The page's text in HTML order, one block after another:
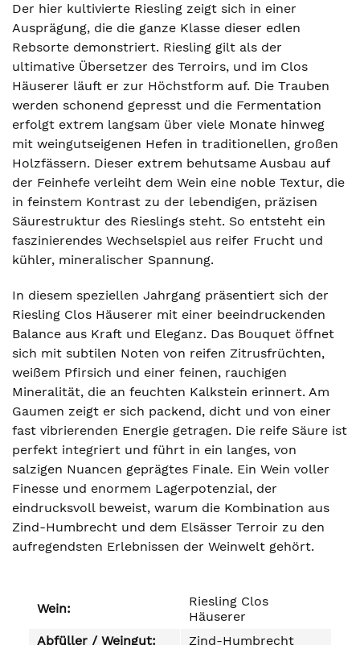
Der hier kultivierte Riesling zeigt sich in einer
Ausprägung, die die ganze Klasse dieser edlen
Rebsorte demonstriert. Riesling gilt als der
ultimative Übersetzer des Terroirs, und im Clos
Häuserer läuft er zur Höchstform auf. Die Trauben
werden schonend gepresst und die Fermentation
erfolgt extrem langsam über viele Monate hinweg
mit weingutseigenen Hefen in traditionellen, großen
Holzfässern. Dieser extrem behutsame Ausbau auf
der Feinhefe verleiht dem Wein eine noble Textur, die
in feinstem Kontrast zu der lebendigen, präzisen
Säurestruktur des Rieslings steht. So entsteht ein
faszinierendes Wechselspiel aus reifer Frucht und
kühler, mineralischer Spannung.
In diesem speziellen Jahrgang präsentiert sich der
Riesling Clos Häuserer mit einer beeindruckenden
Balance aus Kraft und Eleganz. Das Bouquet öffnet
sich mit subtilen Noten von reifen Zitrusfrüchten,
weißem Pfirsich und einer feinen, rauchigen
Mineralität, die an feuchten Kalkstein erinnert. Am
Gaumen zeigt er sich packend, dicht und von einer
fast vibrierenden Energie getragen. Die reife Säure ist
perfekt integriert und führt in ein langes, von
salzigen Nuancen geprägtes Finale. Ein Wein voller
Finesse und enormem Lagerpotenzial, der
eindrucksvoll beweist, warum die Kombination aus
Zind-Humbrecht und dem Elsässer Terroir zu den
aufregendsten Erlebnissen der Weinwelt gehört.
Wein:
Riesling Clos
Häuserer
Abfüller / Weingut:
Zind-Humbrecht